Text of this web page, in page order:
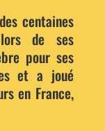
centaines
de ses
pour ses
et a joué
en France,